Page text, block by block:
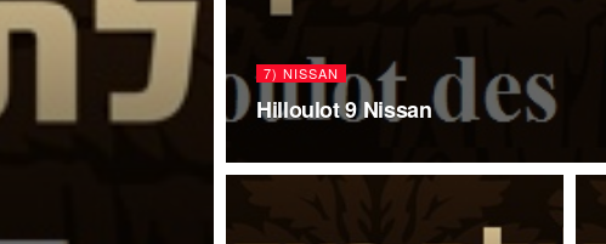
7) NISSAN
Hilloulot 9 Nissan